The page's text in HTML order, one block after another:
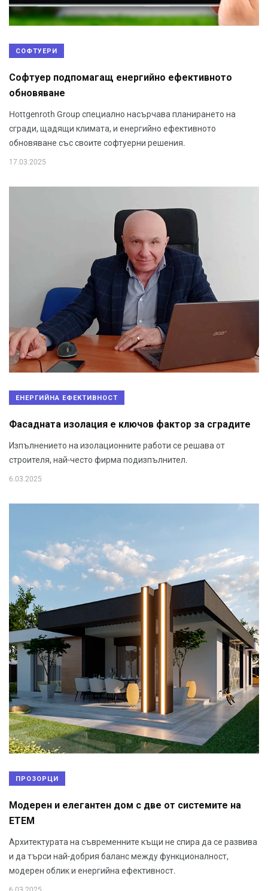
СОФТУЕРИ
Софтуер подпомагащ енергийно ефективното
обновяване
Hottgenroth Group специално насърчава планирането на
сгради, щадящи климата, и енергийно ефективното
обновяване със своите софтуерни решения.
17.03.2025
ЕНЕРГИЙНА ЕФЕКТИВНОСТ
Фасадната изолация е ключов фактор за сградите
Изпълнението на изолационните работи се решава от
строителя, най-често фирма подизпълнител.
6.03.2025
ПРОЗОРЦИ
Модерен и елегантен дом с две от системите на
ЕТЕМ
Архитектурата на съвременните къщи не спира да се развива
и да търси най-добрия баланс между функционалност,
модерен облик и енергийна ефективност.